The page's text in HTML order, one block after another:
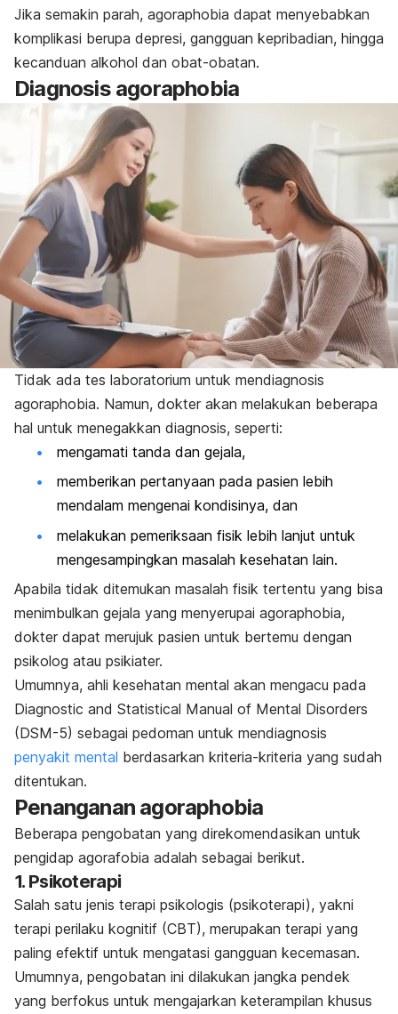
Jika semakin parah, agoraphobia dapat menyebabkan
komplikasi berupa depresi, gangguan kepribadian, hingga
kecanduan alkohol dan obat-obatan.
Diagnosis agoraphobia
Tidak ada tes laboratorium untuk mendiagnosis
agoraphobia. Namun, dokter akan melakukan beberapa
hal untuk menegakkan diagnosis, seperti:
mengamati tanda dan gejala,
memberikan pertanyaan pada pasien lebih
mendalam mengenai kondisinya, dan
melakukan pemeriksaan fisik lebih lanjut untuk
mengesampingkan masalah kesehatan lain.
Apabila tidak ditemukan masalah fisik tertentu yang bisa
menimbulkan gejala yang menyerupai agoraphobia,
dokter dapat merujuk pasien untuk bertemu dengan
psikolog atau psikiater.
Umumnya, ahli kesehatan mental akan mengacu pada
Diagnostic and Statistical Manual of Mental Disorders
(DSM-5) sebagai pedoman untuk mendiagnosis
penyakit mental berdasarkan kriteria-kriteria yang sudah
ditentukan.
Penanganan agoraphobia
Beberapa pengobatan yang direkomendasikan untuk
pengidap agorafobia adalah sebagai berikut.
1. Psikoterapi
Salah satu jenis terapi psikologis (psikoterapi), yakni
terapi perilaku kognitif (CBT), merupakan terapi yang
paling efektif untuk mengatasi gangguan kecemasan.
Umumnya, pengobatan ini dilakukan jangka pendek
yang berfokus untuk mengajarkan keterampilan khusus